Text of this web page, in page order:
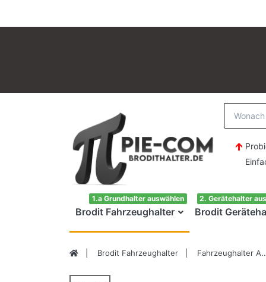
Einfach
Brodit Fahrzeughalter
1.a Grundhalter auswählen
Brodit
2. Gerätehalter
Brodit Fahrzeughalter Fahrzeughalter